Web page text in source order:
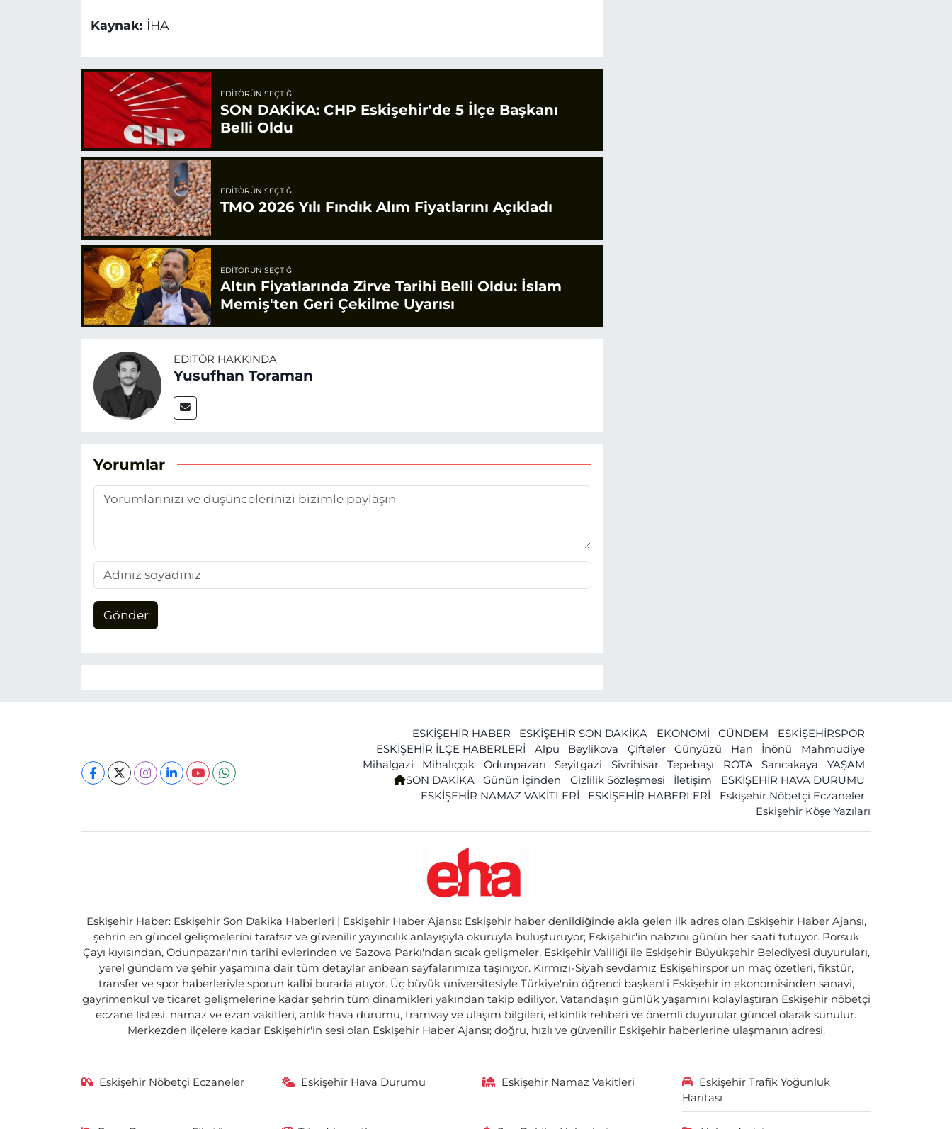
Kaynak: İHA
EDITÖRÜN SEÇTIĞI
SON DAKİKA: CHP Eskişehir'de 5 İlçe Başkanı
Belli Oldu
EDITÖRÜN SEÇTIĞI
TMO 2026 Yılı Fındık Alım Fiyatlarını Açıkladı
EDITÖRÜN SEÇTIĞI
Altın Fiyatlarında Zirve Tarihi Belli Oldu: İslam
Memiş'ten Geri Çekilme Uyarısı
EDITÖR HAKKINDA
Yusufhan Toraman
Yorumlar
Gönder
ESKİŞEHİR HABER ESKİŞEHİR SON DAKİKA EKONOMİ GÜNDEM
ESKİŞEHİRSPOR
ESKİŞEHİR İLÇE HABERLERİ
Alpu Beylikova Çifteler Günyüzü Han İnönü
Mahmudiye
Mihalgazi
Mihalıççık Odunpazarı Seyitgazi Sivrihisar Tepebaşı ROTA Sarıcakaya
YAŞAM
SON DAKİKA
Günün İçinden Gizlilik Sözleşmesi İletişim
ESKİŞEHİR HAVA DURUMU
ESKİŞEHİR NAMAZ VAKİTLERİ
ESKİŞEHİR HABERLERİ
Eskişehir Nöbetçi Eczaneler
Eskişehir Köşe Yazıları
Eskişehir Haber: Eskişehir Son Dakika Haberleri | Eskişehir Haber Ajansı: Eskişehir haber denildiğinde akla gelen ilk adres olan Eskişehir Haber Ajansı,
şehrin en güncel gelişmelerini tarafsız ve güvenilir yayıncılık anlayışıyla okuruyla buluşturuyor; Eskişehir'in nabzını günün her saati tutuyor. Porsuk
Çayı kıyısından, Odunpazarı'nın tarihi evlerinden ve Sazova Parkı'ndan sıcak gelişmeler, Eskişehir Valiliği ile Eskişehir Büyükşehir Belediyesi duyuruları,
yerel gündem ve şehir yaşamına dair tüm detaylar anbean sayfalarımıza taşınıyor. Kırmızı-Siyah sevdamız Eskişehirspor'un maç özetleri, fikstür,
transfer ve spor haberleriyle sporun kalbi burada atıyor. Üç büyük üniversitesiyle Türkiye'nin öğrenci başkenti Eskişehir'in ekonomisinden sanayi,
gayrimenkul ve ticaret gelişmelerine kadar şehrin tüm dinamikleri yakından takip ediliyor. Vatandaşın günlük yaşamını kolaylaştıran Eskişehir nöbetçi
eczane listesi, namaz ve ezan vakitleri, anlık hava durumu, tramvay ve ulaşım bilgileri, etkinlik rehberi ve önemli duyurular güncel olarak sunulur.
Merkezden ilçelere kadar Eskişehir'in sesi olan Eskişehir Haber Ajansı; doğru, hızlı ve güvenilir Eskişehir haberlerine ulaşmanın adresi.
Eskişehir Nöbetçi Eczaneler Eskişehir Hava Durumu Eskişehir Namaz Vakitleri
Eskişehir Trafik Yoğunluk
Haritası